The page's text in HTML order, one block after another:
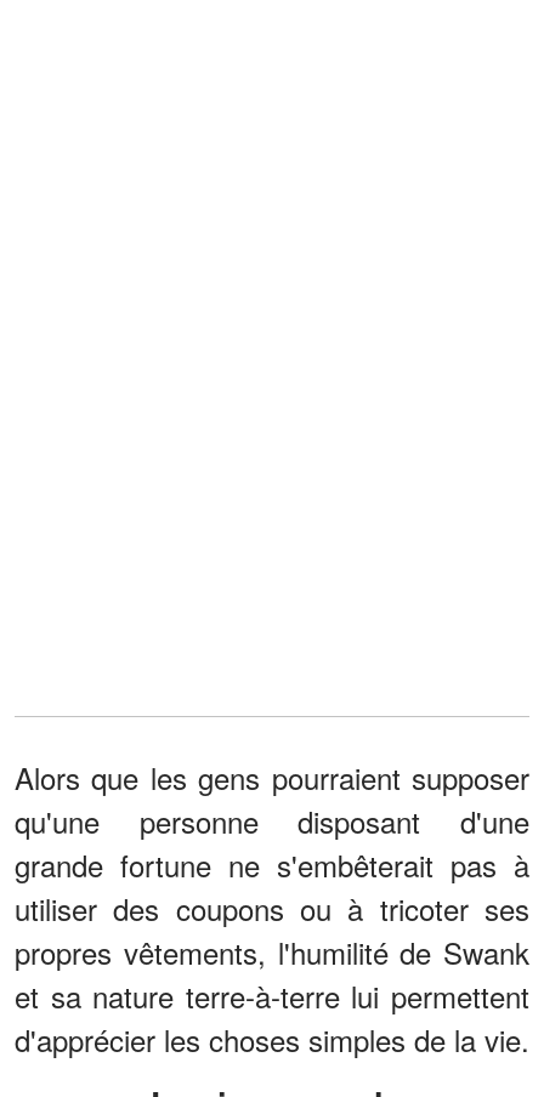
Alors que les gens pourraient supposer
qu'une personne disposant d'une
grande fortune ne s'embêterait pas à
utiliser des coupons ou à tricoter ses
propres vêtements, l'humilité de Swank
et sa nature terre-à-terre lui permettent
d'apprécier les choses simples de la vie.